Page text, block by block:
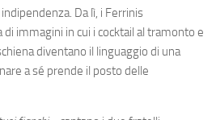
Da lì, i Ferrinis
immagini in cui i cocktail al tramonto e
diventano il linguaggio di una
a sé prende il posto delle